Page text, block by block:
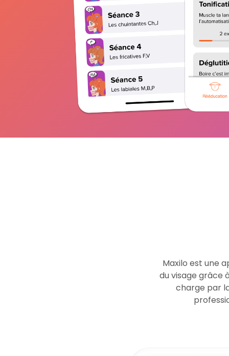
Maxilo est une
du visage grâce
charge par